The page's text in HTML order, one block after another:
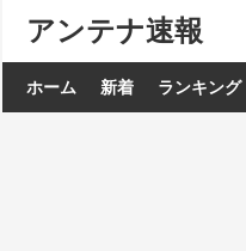
アンテナ速報
ホーム 新着 ランキング